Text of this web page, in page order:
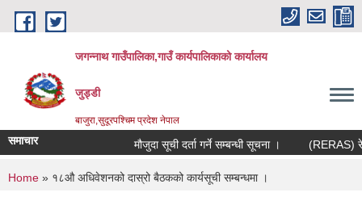
Skip to main content
जगन्नाथ गाउँपालिका,गाउँ कार्यपालिकाको कार्यालय
जुड्डी
बाजुरा,सुदूरपश्चिम प्रदेश नेपाल
समाचार मौजुदा सूची दर्ता गर्ने सम्बन्धी सूचना । (RERAS)
You are here
Home » १८औ अधिवेशनको दास्रो बैठकको कार्यसूची सम्बन्धमा ।